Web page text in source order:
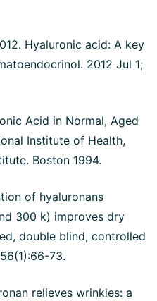
Hyaluronic acid: A key
2012 Jul 1;
Acid in Normal, Aged
Institute of Health,
Boston 1994.
of hyaluronans
300 k) improves dry
double blind, controlled
73.
relieves wrinkles: a